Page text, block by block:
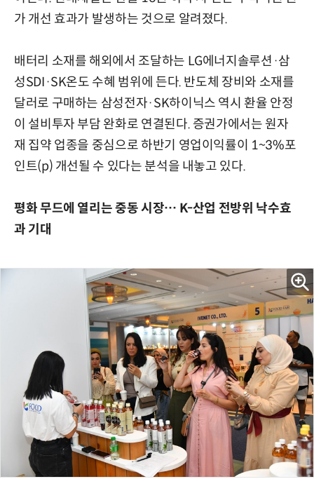
가 개선 효과가 발생하는 것으로 알려졌다.
배터리 소재를 해외에서 조달하는 LG에너지솔루션·삼
성SDI·SK온도 수혜 범위에 든다. 반도체 장비와 소재를
달러로 구매하는 삼성전자·SK하이닉스 역시 환율 안정
이 설비투자 부담 완화로 연결된다. 증권가에서는 원자
재 집약 업종을 중심으로 하반기 영업이익률이 1~3%포
인트(p) 개선될 수 있다는 분석을 내놓고 있다.
평화 무드에 열리는 중동 시장… K-산업 전방위 낙수효
과 기대